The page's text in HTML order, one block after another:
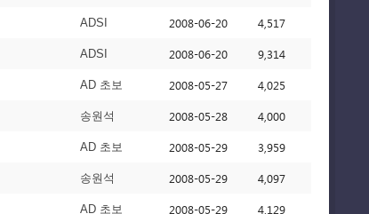
ADSI 2008-06-20 4,517
ADSI 2008-06-20 9,314
AD 초보 2008-05-27 4,025
송원석 2008-05-28 4,000
AD 초보 2008-05-29 3,959
송원석 2008-05-29 4,097
AD 초보 2008-05-29 4,129